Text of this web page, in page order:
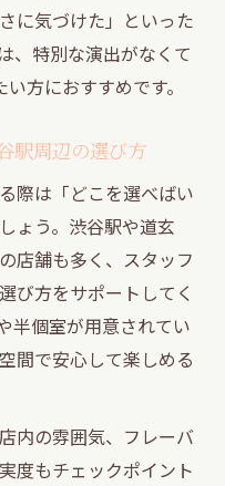
ーシャの秘密を紹
ートに最適なワケ
初心者も安心のデー
な落ち着き空間の
心者が楽しむコツ
るシーシャ店の特徴
に気づけた」といった
、特別な演出がなくて
方におすすめです。
駅周辺の選び方
際は「どこを選べばい
ょう。渋谷駅や道玄
店舗も多く、スタッフ
び方をサポートしてく
半個室が用意されてい
間で安心して楽しめる
内の雰囲気、フレーバ
度もチェックポイント